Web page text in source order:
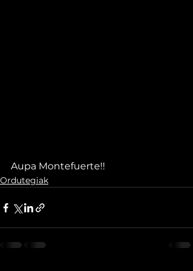
Aupa Montefuerte!!
Ordutegiak